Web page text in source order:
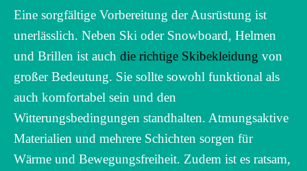
Eine sorgfältige Vorbereitung der Ausrüstung ist
unerlässlich. Neben Ski oder Snowboard, Helmen
und Brillen ist auch die richtige Skibekleidung von
großer Bedeutung. Sie sollte sowohl funktional als
auch komfortabel sein und den
Witterungsbedingungen standhalten. Atmungsaktive
Materialien und mehrere Schichten sorgen für
Wärme und Bewegungsfreiheit. Zudem ist es ratsam,